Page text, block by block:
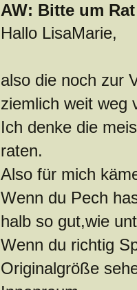
AW: Bitte um Rat
Hallo LisaMarie,
also die noch zur
ziemlich weit weg
Ich denke die
raten.
Also für mich
Wenn du Pech
halb so gut,wie
Wenn du richtig
Originalgröße